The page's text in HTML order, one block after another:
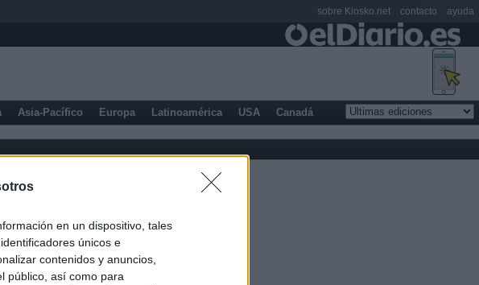
en un dispositivo, tales
únicos e
contenidos y anuncios,
público, así como para
Asia-Pacífico Europa Latinoamérica USA Canadá
sobre Kiosko.net contacto ayuda